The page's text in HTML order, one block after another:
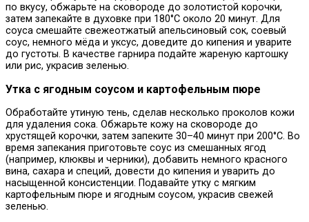
по вкусу, обжарьте на сковороде до золотистой корочки,
затем запекайте в духовке при 180°C около 20 минут. Для
соуса смешайте свежеотжатый апельсиновый сок, соевый
соус, немного мёда и уксус, доведите до кипения и уварите
до густоты. В качестве гарнира подайте жареную картошку
или рис, украсив зеленью.
Утка с ягодным соусом и картофельным пюре
Обработайте утиную тень, сделав несколько проколов кожи
для удаления сока. Обжарьте кожу на сковороде до
хрустящей корочки, затем запеките 30–40 минут при 200°C. Во
время запекания приготовьте соус из смешанных ягод
(например, клюквы и черники), добавить немного красного
вина, сахара и специй, довести до кипения и уварить до
насыщенной консистенции. Подавайте утку с мягким
картофельным пюре и ягодным соусом, украсив свежей
зеленью.